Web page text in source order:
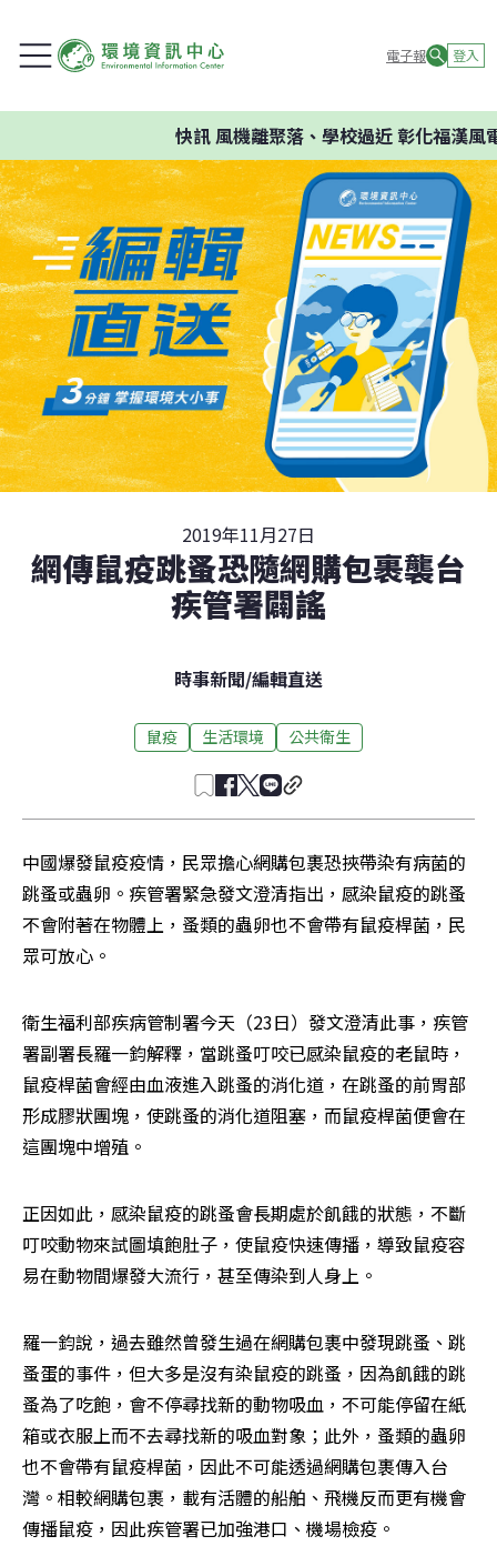
電子報 登入
快訊風機離聚落、學校過近 彰化福漢風電
2019年11月27日
網傳鼠疫跳蚤恐隨網購包裹襲台
疾管署闢謠
時事新聞/編輯直送
鼠疫 生活環境 公共衛生
中國爆發鼠疫疫情，民眾擔心網購包裹恐挾帶染有病菌的
跳蚤或蟲卵。疾管署緊急發文澄清指出，感染鼠疫的跳蚤
不會附著在物體上，蚤類的蟲卵也不會帶有鼠疫桿菌，民
眾可放心。
衛生福利部疾病管制署今天（23日）發文澄清此事，疾管
署副署長羅一鈞解釋，當跳蚤叮咬已感染鼠疫的老鼠時，
鼠疫桿菌會經由血液進入跳蚤的消化道，在跳蚤的前胃部
形成膠狀團塊，使跳蚤的消化道阻塞，而鼠疫桿菌便會在
這團塊中增殖。
正因如此，感染鼠疫的跳蚤會長期處於飢餓的狀態，不斷
叮咬動物來試圖填飽肚子，使鼠疫快速傳播，導致鼠疫容
易在動物間爆發大流行，甚至傳染到人身上。
羅一鈞說，過去雖然曾發生過在網購包裹中發現跳蚤、跳
蚤蛋的事件，但大多是沒有染鼠疫的跳蚤，因為飢餓的跳
蚤為了吃飽，會不停尋找新的動物吸血，不可能停留在紙
箱或衣服上而不去尋找新的吸血對象；此外，蚤類的蟲卵
也不會帶有鼠疫桿菌，因此不可能透過網購包裹傳入台
灣。相較網購包裹，載有活體的船舶、飛機反而更有機會
傳播鼠疫，因此疾管署已加強港口、機場檢疫。